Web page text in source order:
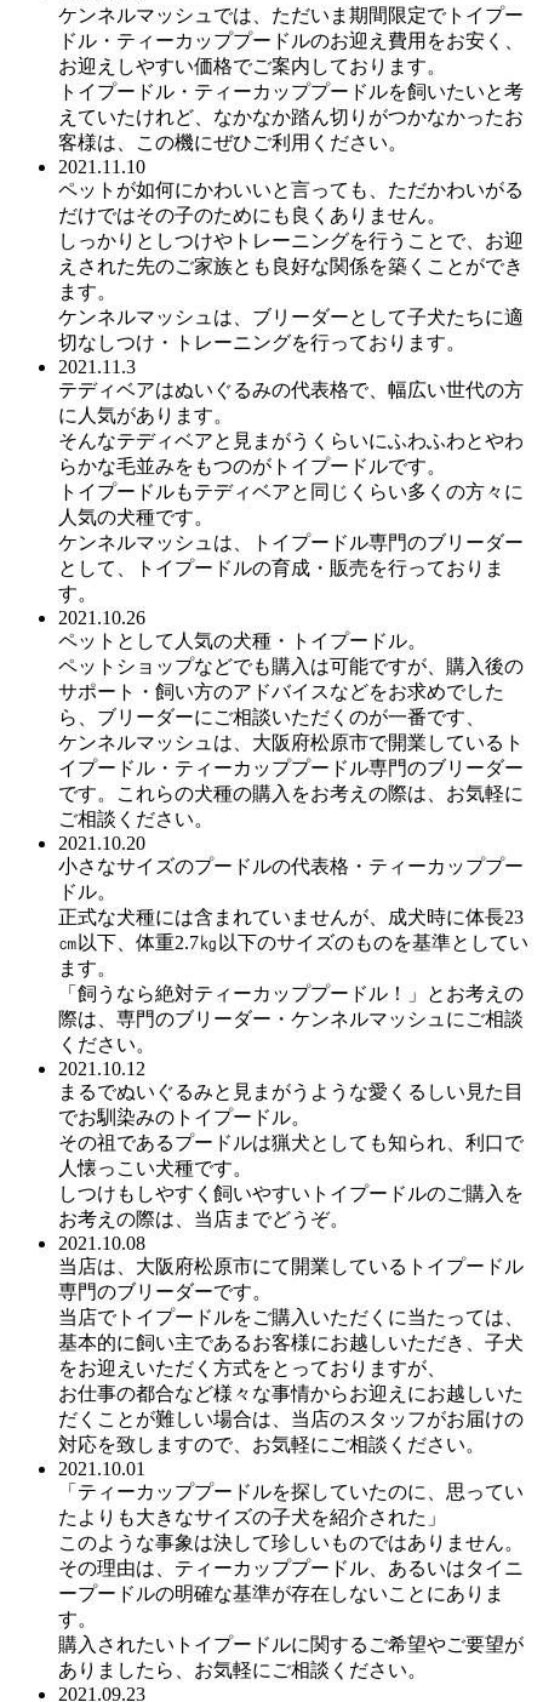
ケンネルマッシュでは、ただいま期間限定でトイプー
ドル・ティーカッププードルのお迎え費用をお安く、
お迎えしやすい価格でご案内しております。
トイプードル・ティーカッププードルを飼いたいと考
えていたけれど、なかなか踏ん切りがつかなかったお
客様は、この機にぜひご利用ください。
2021.11.10
ペットが如何にかわいいと言っても、ただかわいがる
だけではその子のためにも良くありません。
しっかりとしつけやトレーニングを行うことで、お迎
えされた先のご家族とも良好な関係を築くことができ
ます。
ケンネルマッシュは、ブリーダーとして子犬たちに適
切なしつけ・トレーニングを行っております。
2021.11.3
テディベアはぬいぐるみの代表格で、幅広い世代の方
に人気があります。
そんなテディベアと見まがうくらいにふわふわとやわ
らかな毛並みをもつのがトイプードルです。
トイプードルもテディベアと同じくらい多くの方々に
人気の犬種です。
ケンネルマッシュは、トイプードル専門のブリーダー
として、トイプードルの育成・販売を行っておりま
す。
2021.10.26
ペットとして人気の犬種・トイプードル。
ペットショップなどでも購入は可能ですが、購入後の
サポート・飼い方のアドバイスなどをお求めでした
ら、ブリーダーにご相談いただくのが一番です、
ケンネルマッシュは、大阪府松原市で開業しているト
イプードル・ティーカッププードル専門のブリーダー
です。これらの犬種の購入をお考えの際は、お気軽に
ご相談ください。
2021.10.20
小さなサイズのプードルの代表格・ティーカッププー
ドル。
正式な犬種には含まれていませんが、成犬時に体長23
㎝以下、体重2.7㎏以下のサイズのものを基準としてい
ます。
「飼うなら絶対ティーカッププードル！」とお考えの
際は、専門のブリーダー・ケンネルマッシュにご相談
ください。
2021.10.12
まるでぬいぐるみと見まがうような愛くるしい見た目
でお馴染みのトイプードル。
その祖であるプードルは猟犬としても知られ、利口で
人懐っこい犬種です。
しつけもしやすく飼いやすいトイプードルのご購入を
お考えの際は、当店までどうぞ。
2021.10.08
当店は、大阪府松原市にて開業しているトイプードル
専門のブリーダーです。
当店でトイプードルをご購入いただくに当たっては、
基本的に飼い主であるお客様にお越しいただき、子犬
をお迎えいただく方式をとっておりますが、
お仕事の都合など様々な事情からお迎えにお越しいた
だくことが難しい場合は、当店のスタッフがお届けの
対応を致しますので、お気軽にご相談ください。
2021.10.01
「ティーカッププードルを探していたのに、思ってい
たよりも大きなサイズの子犬を紹介された」
このような事象は決して珍しいものではありません。
その理由は、ティーカッププードル、あるいはタイニ
ープードルの明確な基準が存在しないことにありま
す。
購入されたいトイプードルに関するご希望やご要望が
ありましたら、お気軽にご相談ください。
2021.09.23